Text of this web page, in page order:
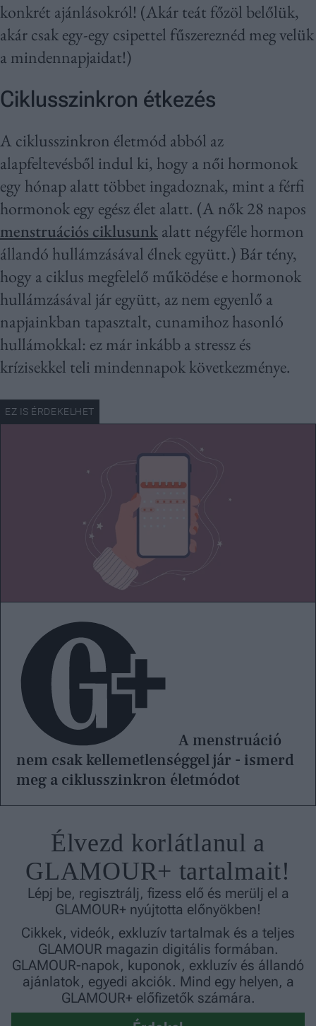
konkrét ajánlásokról! (Akár teát főzöl belőlük,
akár csak egy-egy csipettel fűszereznéd meg velük
a mindennapjaidat!)
Ciklusszinkron étkezés
A ciklusszinkron életmód abból az
alapfeltevésből indul ki, hogy a női hormonok
egy hónap alatt többet ingadoznak, mint a férfi
hormonok egy egész élet alatt. (A nők 28 napos
menstruációs ciklusunkalatt négyféle hormon
állandó hullámzásával élnek együtt.) Bár tény,
hogy a ciklus megfelelő működése e hormonok
hullámzásával jár együtt, az nem egyenlő a
napjainkban tapasztalt, cunamihoz hasonló
hullámokkal: ez már inkább a stressz és
krízisekkel teli mindennapok következménye.
nem csak kellemetlenséggel jár - ismerd
meg a ciklusszinkron életmódot